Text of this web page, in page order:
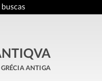
buscas
antiga